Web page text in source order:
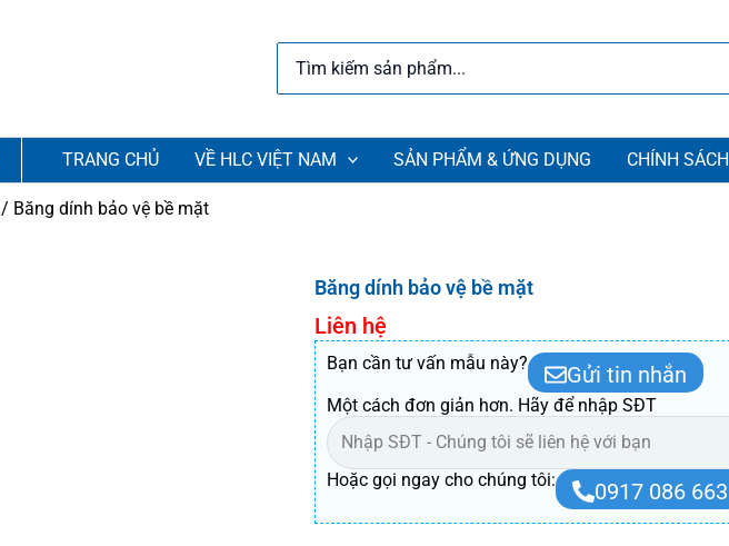
for:
TRANG CHỦ VỀ HLC VIỆT NAM SẢN PHẨM & ỨNG DỤNG CHÍNH SÁCH
/ Băng dính bảo vệ bề mặt
Băng dính bảo vệ bề mặt
Liên hệ
Bạn cần tư vấn mẫu này? Gửi tin nhắn
Một cách đơn giản hơn. Hãy để nhập SĐT
Hoặc gọi ngay cho chúng tôi: 0917 086 663